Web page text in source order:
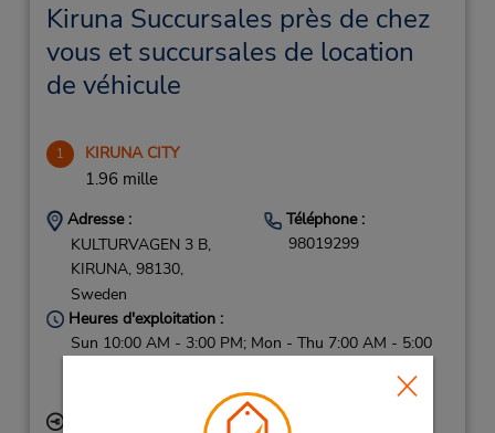
Kiruna Succursales près de chez
vous et succursales de location
de véhicule
1 KIRUNA CITY
1.96 mille
Adresse :
KULTURVAGEN 3 B,
KIRUNA, 98130,
Sweden
Téléphone :
98019299
Heures d'exploitation :
Sun 10:00 AM - 3:00 PM; Mon - Thu 7:00 AM - 5:00
Free pickup service available
Succursale avec boîte de dépôt des clés